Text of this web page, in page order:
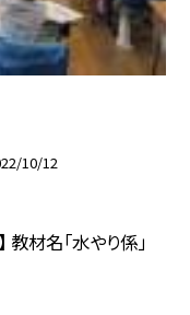
10/12
材名「水やり係」